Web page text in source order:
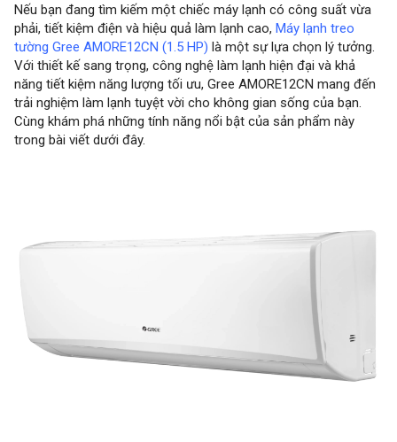
Nếu bạn đang tìm kiếm một chiếc máy lạnh có công suất vừa
phải, tiết kiệm điện và hiệu quả làm lạnh cao, Máy lạnh treo
tường Gree AMORE12CN (1.5 HP) là một sự lựa chọn lý tưởng.
Với thiết kế sang trọng, công nghệ làm lạnh hiện đại và khả
năng tiết kiệm năng lượng tối ưu, Gree AMORE12CN mang đến
trải nghiệm làm lạnh tuyệt vời cho không gian sống của bạn.
Cùng khám phá những tính năng nổi bật của sản phẩm này
trong bài viết dưới đây.